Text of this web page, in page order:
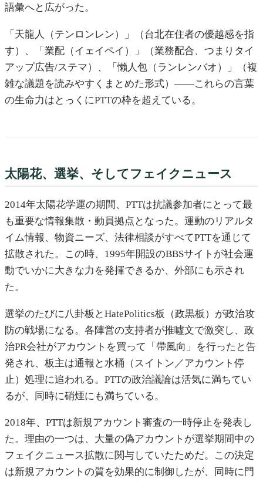
語彙へと広がった。
「天龍人（テンロンレン）」（台北在住者の優越感を指
す）、「業配（イェイペイ）」（業務配合、つまりタイ
アップ広告/ステマ）、「懶人包（ランレンバオ）」（複
雑な議題を読みやすくまとめた形式）——これらの言葉
の生命力はとっくにPTTの枠を超えている。
太陽花、選挙、そしてフェイクニュース
2014年太陽花学運の期間、PTTは抗議参加者にとって最
も重要な情報集散・動員拠点となった。運動のリアルタ
イム情報、物資ニーズ、法律相談がすべてPTTを通じて
拡散された。この時、1995年開設のBBSサイトが社会運
動でいかに大きな力を発揮できるか、外部にも示され
た。
選挙のたびに八卦板とHatePolitics板（政黒板）が政治攻
防の戦場になる。各陣営の支持者が推噓文で激突し、政
治PR会社がアカウントを買って「帶風向」を行ったと告
発され、板主は通報と水桶（スイトン／アカウント停
止）処理に追われる。PTTの政治議論は活気に満ちてい
るが、同時に硝煙にも満ちている。
2018年、PTTは新規アカウント審査の一時停止を発表し
た。理由の一つは、大量の偽アカウントが選挙期間中の
フェイクニュース拡散に関与していたためだ。この決定
は新規アカウントの質を効果的に制御したが、同時に門